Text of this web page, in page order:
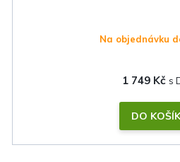
Na objednávku
1 749 Kč
DO